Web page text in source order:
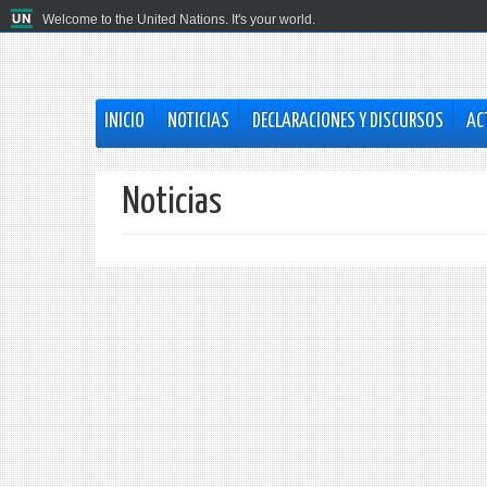
Welcome to the United Nations. It's your world.
INICIO NOTICIAS DECLARACIONES Y DISCURSOS
Noticias